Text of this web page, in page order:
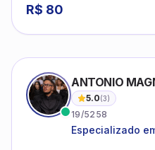
R$ 80
ANTONIO
5.0(3)
19/5258
Especializado